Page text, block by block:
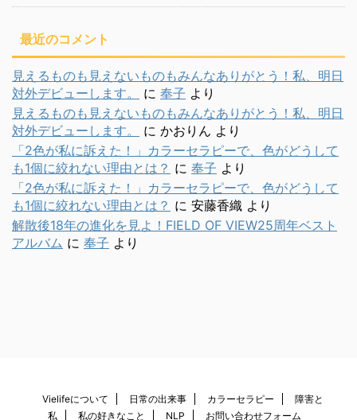
最近のコメント
見えるものも見えないものもみんなありがとう！私、明日
対外デビューします。
に 奉子 より
見えるものも見えないものもみんなありがとう！私、明日
対外デビューします。
に かおりん より
「2色が私に訴えた！」カラーセラピーで、色がどうして
も1個に絞れない理由とは？ に 奉子 より
「2色が私に訴えた！」カラーセラピーで、色がどうして
も1個に絞れない理由とは？ に 安藤香織 より
解散後18年の進化を見よ！FIELD OF VIEW25周年ベスト
アルバム に 奉子 より
Vielifeについて 日常の出来事 カラーセラピー
障害と
私
私の好きなこと NLP お問い合わせフォーム